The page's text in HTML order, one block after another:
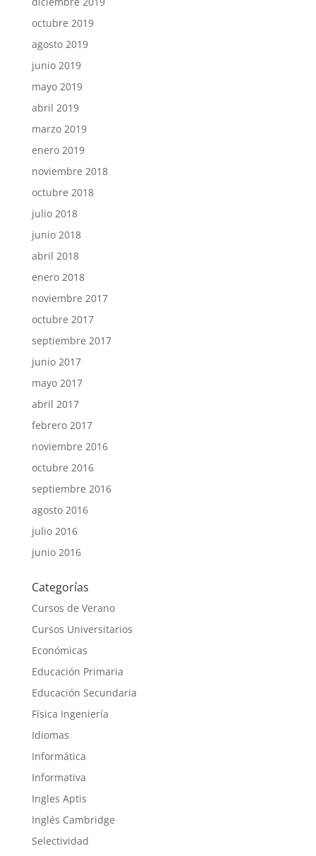
octubre 2019
agosto 2019
junio 2019
mayo 2019
abril 2019
marzo 2019
enero 2019
noviembre 2018
octubre 2018
julio 2018
junio 2018
abril 2018
enero 2018
noviembre 2017
octubre 2017
septiembre 2017
junio 2017
mayo 2017
abril 2017
febrero 2017
noviembre 2016
octubre 2016
septiembre 2016
agosto 2016
julio 2016
junio 2016
Categorías
Cursos de Verano
Cursos Universitarios
Económicas
Educación Primaria
Educación Secundaria
Física Ingeniería
Idiomas
Informática
Informativa
Ingles Aptis
Inglés Cambridge
Selectividad